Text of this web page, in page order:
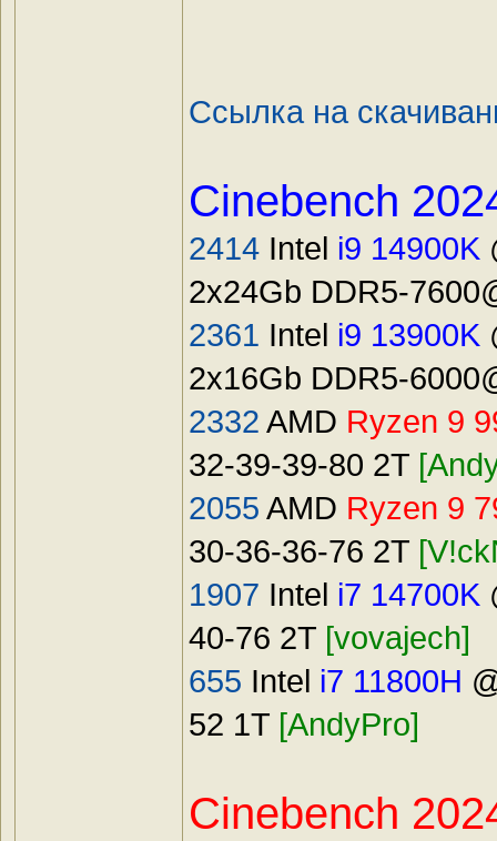
Ссылка на
Cinebench
2414 Intel i9 14900K
2x24Gb DDR5-
2361 Intel i9 13900K
2x16Gb DDR5-
2332 AMD Ryzen 9
32-39-39-80 2T
2055 AMD Ryzen 9
30-36-36-76 2T
1907 Intel i7 14700K
40-76 2T [vovajech]
655 Intel i7 11800H
52 1T [AndyPro]
Cinebench